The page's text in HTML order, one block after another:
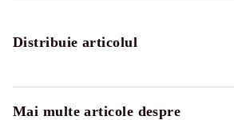
Distribuie articolul
Mai multe articole despre